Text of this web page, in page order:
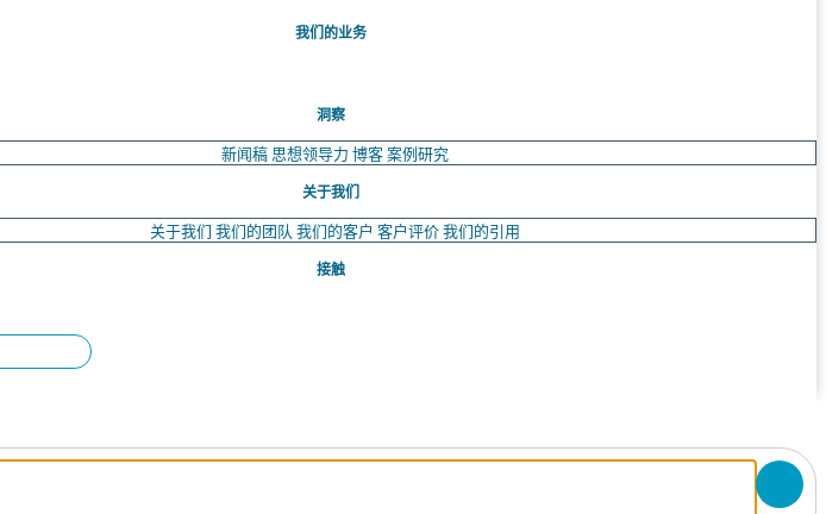
我们的业务
洞察
新闻稿 思想领导力 博客案例研究
关于我们
关于我们 我们的团队 我们的客户 客户评价我们的引用
接触